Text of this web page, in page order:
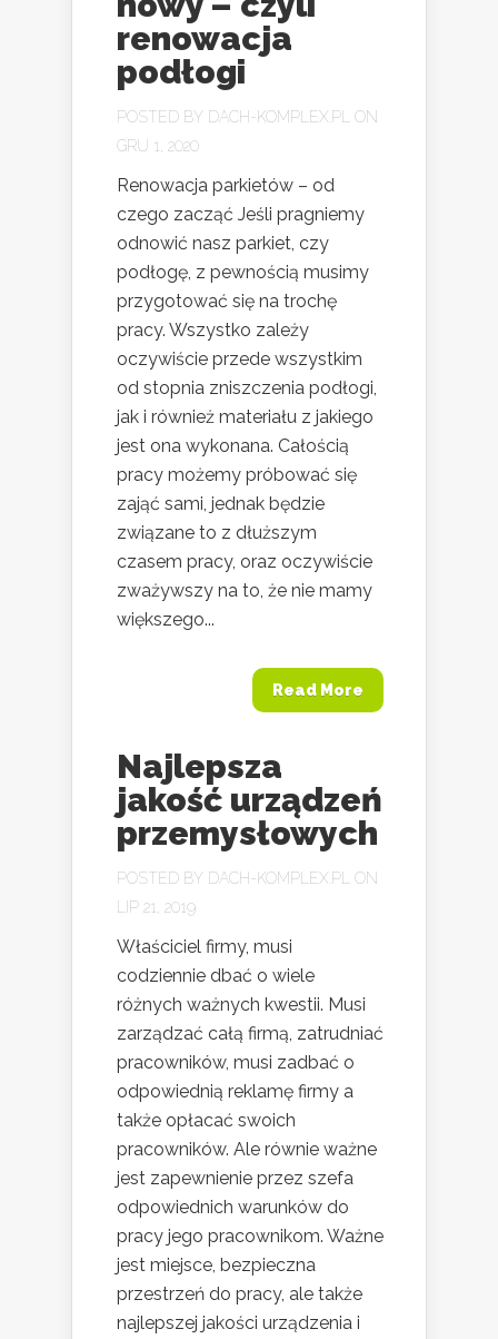
renowacja
podłogi
POSTED BY DACH-KOMPLEX.PL
ON
GRU 1, 2020
Renowacja parkietów – od
czego zacząć Jeśli pragniemy
odnowić nasz parkiet, czy
podłogę, z pewnością musimy
przygotować się na trochę
pracy. Wszystko zależy
oczywiście przede wszystkim
od stopnia zniszczenia podłogi,
jak i również materiału z jakiego
jest ona wykonana. Całością
pracy możemy próbować się
zająć sami, jednak będzie
związane to z dłuższym
czasem pracy, oraz oczywiście
zważywszy na to, że nie mamy
większego...
Read More
Najlepsza
jakość urządzeń
przemysłowych
POSTED BY DACH-KOMPLEX.PL
ON
LIP 21, 2019
Właściciel firmy, musi
codziennie dbać o wiele
różnych ważnych kwestii. Musi
zarządzać całą firmą, zatrudniać
pracowników, musi zadbać o
odpowiednią reklamę firmy a
także opłacać swoich
pracowników. Ale równie ważne
jest zapewnienie przez szefa
odpowiednich warunków do
pracy jego pracownikom. Ważne
jest miejsce, bezpieczna
przestrzeń do pracy, ale także
najlepszej jakości urządzenia i